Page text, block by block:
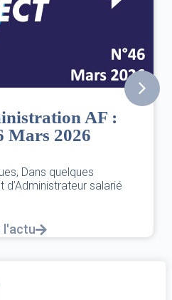
AF :
Mars 2026
Dans quelques
salarié
l'actu